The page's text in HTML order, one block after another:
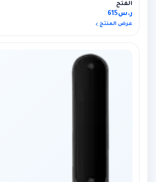
الفتح
ر.س615
عرض المنتج